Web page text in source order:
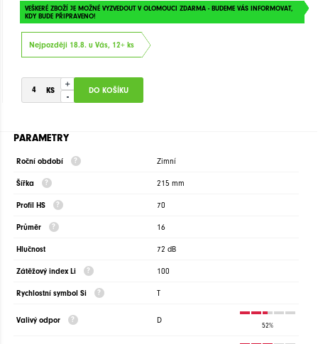
VEŠKERÉ ZBOŽÍ JE MOŽNÉ VYZVEDOUT V OLOMOUCI ZDARMA - BUDEME VÁS INFORMOVAT,
KDY BUDE PŘIPRAVENO!
Nejpozději 18.8. u Vás, 12+ ks
+
-
PARAMETRY
Roční období Zimní
Šířka 215 mm
Profil HS 70
Průměr 16
Hlučnost 72 dB
Zátěžový index Li 100
Rychlostní symbol Si T
Valivý odpor D
52%